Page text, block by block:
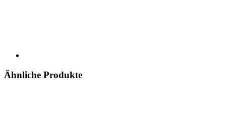
Ähnliche Produkte